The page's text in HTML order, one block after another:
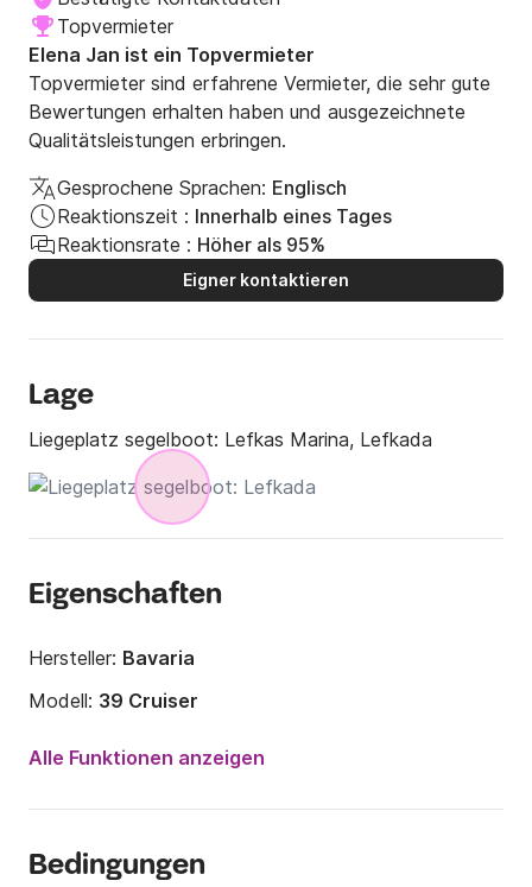
Topvermieter
Elena Jan ist ein Topvermieter
Topvermieter sind erfahrene Vermieter, die sehr gute
Bewertungen erhalten haben und ausgezeichnete
Qualitätsleistungen erbringen.
Gesprochene Sprachen: Englisch
Reaktionszeit : Innerhalb eines Tages
Reaktionsrate : Höher als 95%
Eigner kontaktieren
Lage
Liegeplatz segelboot: Lefkas Marina, Lefkada
Eigenschaften
Hersteller: Bavaria
Modell: 39 Cruiser
2006
Anzahl Schlafplätze:
Alle Funktionen anzeigen
Bedingungen